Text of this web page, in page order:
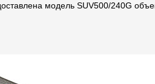
модель SUV500/240G